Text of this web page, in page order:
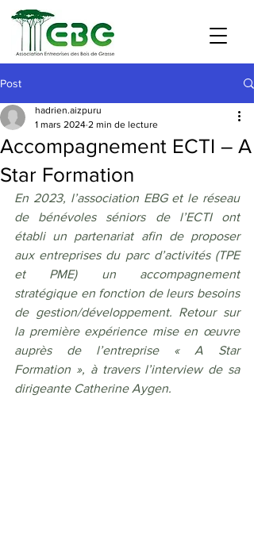
Post
Accompagnement ECTI – A
Star Formation
hadrien.aizpuru
1 mars 2024 2 min de lecture
En 2023, l’association EBG et le réseau
de bénévoles séniors de l’ECTI ont
établi un partenariat afin de proposer
aux entreprises du parc d’activités (TPE
et PME) un accompagnement
stratégique en fonction de leurs besoins
de gestion/développement. Retour sur
la première expérience mise en œuvre
auprès de l’entreprise « A Star
Formation », à travers l’interview de sa
dirigeante Catherine Aygen.